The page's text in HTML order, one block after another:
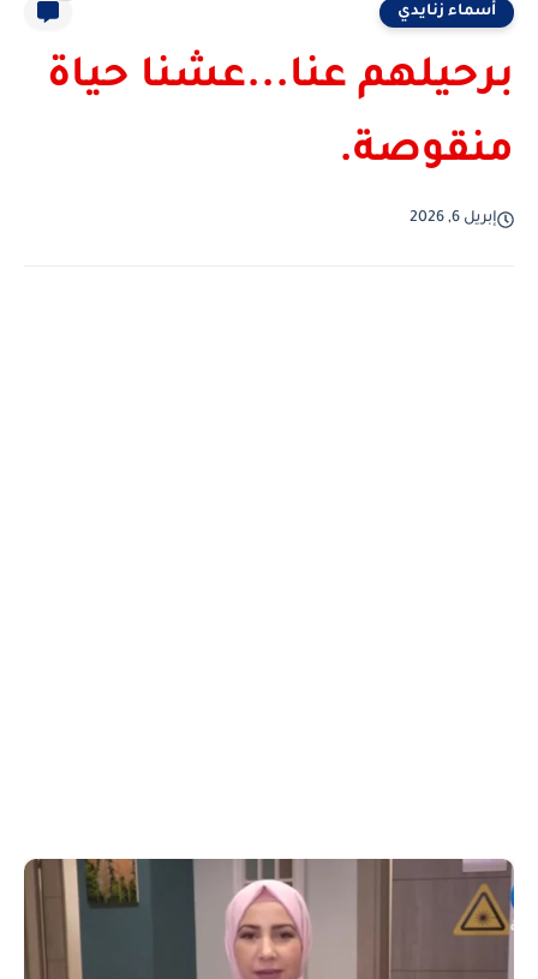
أسماء زنايدي
برحيلهم عنا...عشنا حياة
منقوصة.
إبريل 6, 2026